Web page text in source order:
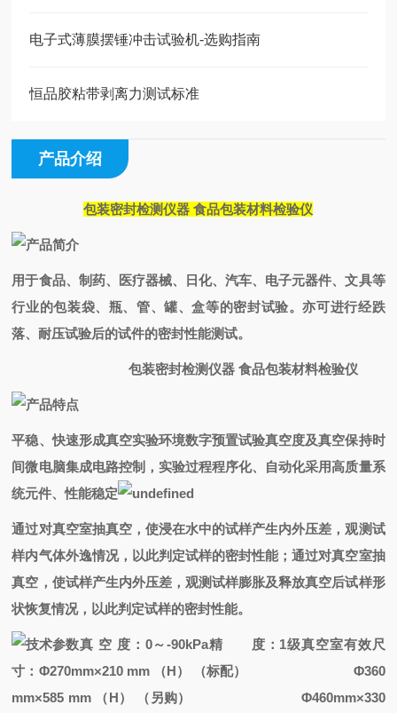
电子式薄膜摆锤冲击试验机-选购指南
恒品胶粘带剥离力测试标准
产品介绍
包装密封检测仪器 食品包装材料检验仪
用于食品、制药、医疗器械、日化、汽车、电子元器件、文具等
行业的包装袋、瓶、管、罐、盒等的密封试验。亦可进行经跌
落、耐压试验后的试件的密封性能测试。
包装密封检测仪器 食品包装材料检验仪
平稳、快速形成真空实验环境数字预置试验真空度及真空保持时
间微电脑集成电路控制，实验过程程序化、自动化采用高质量系
统元件、性能稳定
通过对真空室抽真空，使浸在水中的试样产生内外压差，观测试
样内气体外逸情况，以此判定试样的密封性能；通过对真空室抽
真空，使试样产生内外压差，观测试样膨胀及释放真空后试样形
状恢复情况，以此判定试样的密封性能。
真 空 度：0～-90kPa精 度：1级真空室有效尺
寸：Φ270mm×210 mm （H） （标配）
Φ360
mm×585 mm （H） （另购）
Φ460mm×330